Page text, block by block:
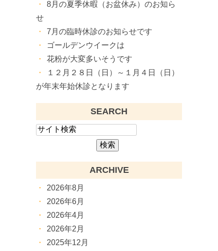
8月の夏季休暇（お盆休み）のお知ら
せ
7月の臨時休診のお知らせです
ゴールデンウイークは
花粉が大変多いそうです
１２月２８日（日）～１月４日（日）
が年末年始休診となります
SEARCH
ARCHIVE
2026年8月
2026年6月
2026年4月
2026年2月
2025年12月